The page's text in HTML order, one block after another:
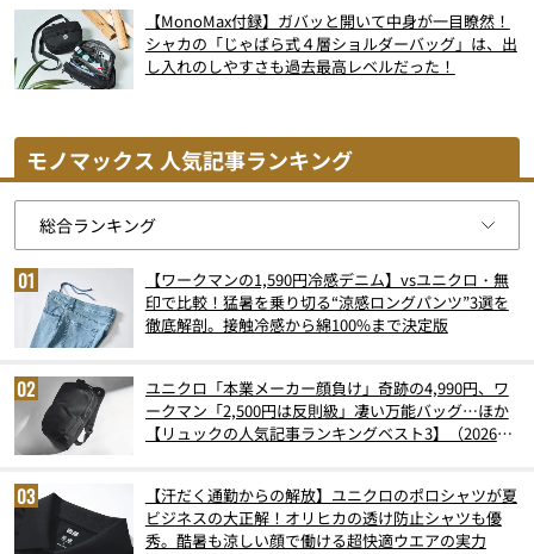
【MonoMax付録】ガバッと開いて中身が一目瞭然！
シャカの「じゃばら式４層ショルダーバッグ」は、出
し入れのしやすさも過去最高レベルだった！
モノマックス 人気記事ランキング
【ワークマンの1,590円冷感デニム】vsユニクロ・無
印で比較！猛暑を乗り切る“涼感ロングパンツ”3選を
徹底解剖。接触冷感から綿100%まで決定版
ユニクロ「本業メーカー顔負け」奇跡の4,990円、ワ
ークマン「2,500円は反則級」凄い万能バッグ…ほか
【リュックの人気記事ランキングベスト3】（2026年
【汗だく通勤からの解放】ユニクロのポロシャツが夏
ビジネスの大正解！オリヒカの透け防止シャツも優
秀。酷暑も涼しい顔で働ける超快適ウエアの実力